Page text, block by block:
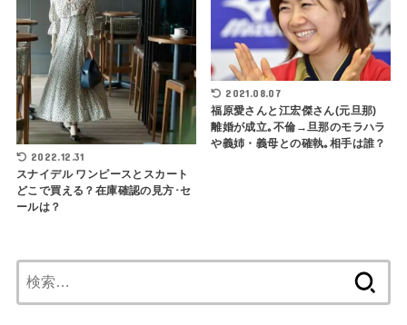
2022.12.31
スナイデル ワンピースとスカート
どこで買える？在庫確認の見方･セ
ールは？
2021.08.07
福原愛さんと江宏傑さん(元旦那)
離婚が成立｡不倫→旦那のモラハラ
や義姉・義母との確執｡相手は誰？
索: